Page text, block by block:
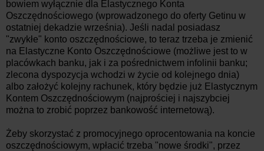
bowiem wyłącznie dla Elastycznego Konta
Oszczędnościowego (wprowadzonego do oferty Getinu w
ostatniej dekadzie września). Jeśli nadal posiadasz
"zwykłe" konto oszczędnościowe, to teraz trzeba je zmienić
na Elastyczne Konto Oszczędnościowe (możliwe jest to w
placówkach banku, jak i za pośrednictwem infolinii banku;
zlecona dyspozycja wchodzi w życie od kolejnego dnia)
albo założyć kolejny rachunek, który będzie już Elastycznym
Kontem Oszczędnościowym (najprościej i najszybciej
można to zrobić poprzez bankowość internetową).
Żeby skorzystać z promocyjnego oprocentowania na koncie
oszczędnościowym, wpłacić trzeba "nowe środki", przez